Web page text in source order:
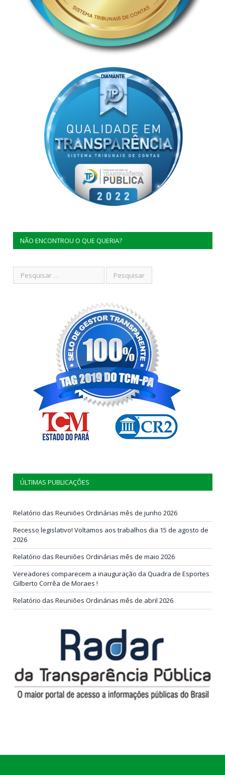
NÃO ENCONTROU O QUE QUERIA?
ÚLTIMAS PUBLICAÇÕES
Relatório das Reuniões Ordinárias mês de junho 2026
Recesso legislativo! Voltamos aos trabalhos dia 15 de agosto de
2026
Relatório das Reuniões Ordinárias mês de maio 2026
Vereadores comparecem a inauguração da Quadra de Esportes
Gilberto Corrêa de Moraes !
Relatório das Reuniões Ordinárias mês de abril 2026